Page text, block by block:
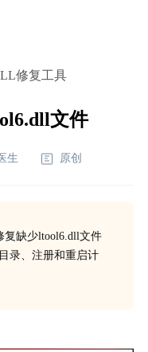
修复工具
文件
生 原创
复缺少ltool6.dll文件
录、注册和重启计